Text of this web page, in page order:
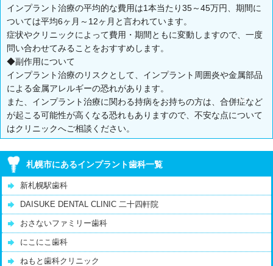
インプラント治療の平均的な費用は1本当たり35～45万円、期間に
ついては平均6ヶ月～12ヶ月と言われています。
症状やクリニックによって費用・期間ともに変動しますので、一度
問い合わせてみることをおすすめします。
◆副作用について
インプラント治療のリスクとして、インプラント周囲炎や金属部品
による金属アレルギーの恐れがあります。
また、インプラント治療に関わる持病をお持ちの方は、合併症など
が起こる可能性が高くなる恐れもありますので、不安な点について
はクリニックへご相談ください。
札幌市にあるインプラント歯科一覧
新札幌駅歯科
‎DAISUKE DENTAL CLINIC 二十四軒院
おさないファミリー歯科
にこにこ歯科
ねもと歯科クリニック